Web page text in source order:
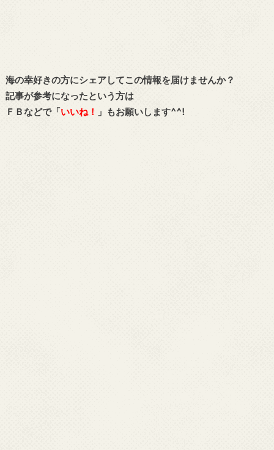
海の幸好きの方にシェアしてこの情報を届けませんか？
記事が参考になったという方は
ＦＢなどで「いいね！ 」もお願いします^^!